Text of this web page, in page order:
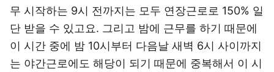
무 시작하는 9시 전까지는 모두 연장근로로 150% 일
단 받을 수 있고요. 그리고 밤에 근무를 하기 때문에
이 시간 중에 밤 10시부터 다음날 새벽 6시 사이까지
는 야간근로에도 해당이 되기 때문에 중복해서 이 시